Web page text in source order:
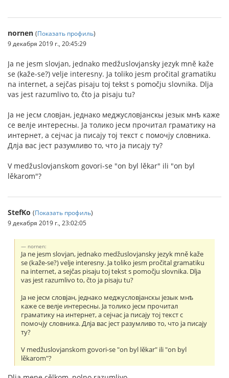
nornen (Показать профиль)
9 декабря 2019 г., 20:45:29
Ja ne jesm slovjan, jednako medžuslovjansky jezyk mně kaže
se (kaže-se?) velje interesny. Ja toliko jesm pročital gramatiku
na internet, a sejčas pisaju toj tekst s pomočju slovnika. Dlja
vas jest razumlivo to, čto ja pisaju tu?
Jа не jесм словjан, jеднако меджусловjанскы jезык мнѣ каже
се велjе интересны. Jа толико jесм прочитал граматику на
интернет, а сеjчас jа писаjу тоj текст с помочjу словника.
Длjа вас jест разумливо то, что jа писаjу ту?
V medžuslovjanskom govori-se "on byl lěkar" ili "on byl
lěkarom"?
StefKo (Показать профиль)
9 декабря 2019 г., 23:02:05
nornen:
Ja ne jesm slovjan, jednako medžuslovjansky jezyk mně kaže
se (kaže-se?) velje interesny. Ja toliko jesm pročital gramatiku
na internet, a sejčas pisaju toj tekst s pomočju slovnika. Dlja
vas jest razumlivo to, čto ja pisaju tu?
Jа не jесм словjан, jеднако меджусловjанскы jезык мнѣ
каже се велjе интересны. Jа толико jесм прочитал
граматику на интернет, а сеjчас jа писаjу тоj текст с
помочjу словника. Длjа вас jест разумливо то, что jа писаjу
ту?
V medžuslovjanskom govori-se "on byl lěkar" ili "on byl
lěkarom"?